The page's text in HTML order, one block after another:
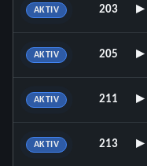
AKTIV 203 ▸
AKTIV 205 ▸
AKTIV 211 ▸
AKTIV 213 ▸